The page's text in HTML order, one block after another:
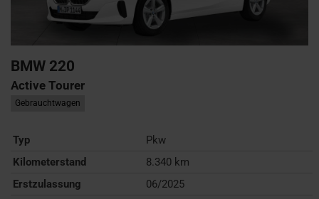
BMW 220
Active Tourer
Gebrauchtwagen
Typ
Pkw
Kilometerstand
8.340 km
Erstzulassung
06/2025